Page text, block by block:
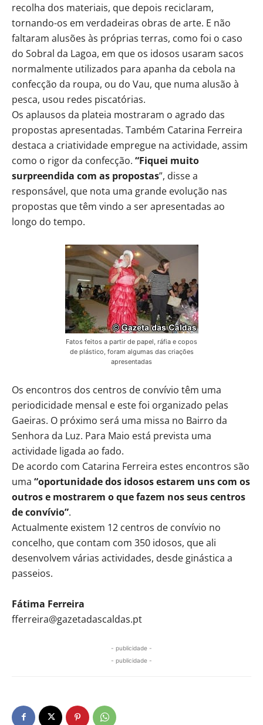
recolha dos materiais, que depois reciclaram,
tornando-os em verdadeiras obras de arte. E não
faltaram alusões às próprias terras, como foi o caso
do Sobral da Lagoa, em que os idosos usaram sacos
normalmente utilizados para apanha da cebola na
confecção da roupa, ou do Vau, que numa alusão à
pesca, usou redes piscatórias.
Os aplausos da plateia mostraram o agrado das
propostas apresentadas. Também Catarina Ferreira
destaca a criatividade empregue na actividade, assim
como o rigor da confecção. “Fiquei muito
surpreendida com as propostas”, disse a
responsável, que nota uma grande evolução nas
propostas que têm vindo a ser apresentadas ao
longo do tempo.
Fatos feitos a partir de papel, ráfia e copos
de plástico, foram algumas das criações
apresentadas
Os encontros dos centros de convívio têm uma
periodicidade mensal e este foi organizado pelas
Gaeiras. O próximo será uma missa no Bairro da
Senhora da Luz. Para Maio está prevista uma
actividade ligada ao fado.
De acordo com Catarina Ferreira estes encontros são
uma “oportunidade dos idosos estarem uns com os
outros e mostrarem o que fazem nos seus centros
de convívio”.
Actualmente existem 12 centros de convívio no
concelho, que contam com 350 idosos, que ali
desenvolvem várias actividades, desde ginástica a
passeios.
Fátima Ferreira
fferreira@gazetadascaldas.pt
- publicidade -
- publicidade -